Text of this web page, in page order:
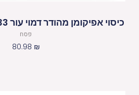
כיסוי אפיקומן מהודר דמוי עור 33 ס"מ אריזת פיויסי
פסח
80.98 ₪